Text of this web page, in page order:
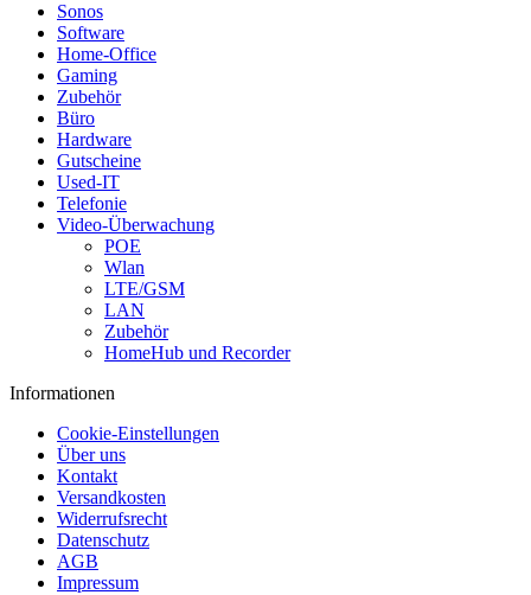
Sonos
Software
Home-Office
Gaming
Zubehör
Büro
Hardware
Gutscheine
Used-IT
Telefonie
Video-Überwachung
POE
Wlan
LTE/GSM
LAN
Zubehör
HomeHub und Recorder
Informationen
Cookie-Einstellungen
Über uns
Kontakt
Versandkosten
Widerrufsrecht
Datenschutz
AGB
Impressum